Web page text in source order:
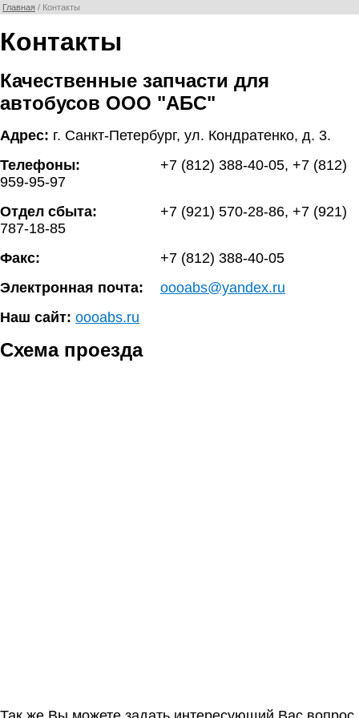
Главная / Контакты
Контакты
Качественные запчасти для
автобусов ООО "АБС"
Адрес: г. Санкт-Петербург, ул. Кондратенко, д. 3.
Телефоны:
+7 (812) 388-40-05, +7 (812)
959-95-97
Отдел сбыта:
+7 (921) 570-28-86, +7 (921)
787-18-85
Факс:
+7 (812) 388-40-05
Электронная почта:
oooabs@yandex.ru
Наш сайт: oooabs.ru
Схема проезда